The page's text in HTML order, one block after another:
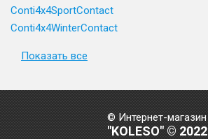
Conti4x4SportContact
Conti4x4WinterContact
Показать все
© Интернет-магазин
"KOLESO" © 2022